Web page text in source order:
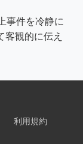
事件を冷静に
客観的に伝え
利用規約